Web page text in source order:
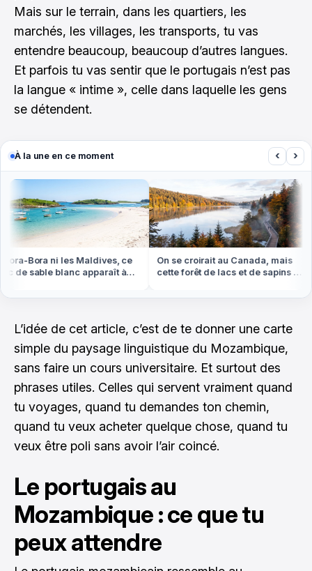
Mais sur le terrain, dans les quartiers, les
marchés, les villages, les transports, tu vas
entendre beaucoup, beaucoup d’autres langues.
Et parfois tu vas sentir que le portugais n’est pas
la langue « intime », celle dans laquelle les gens
se détendent.
À la une en ce moment ‹ ›
Bora ni les Maldives, ce
sable blanc apparaît à
On se croirait au Canada, mais
cette forêt de lacs et de sapins est
L’idée de cet article, c’est de te donner une carte
simple du paysage linguistique du Mozambique,
sans faire un cours universitaire. Et surtout des
phrases utiles. Celles qui servent vraiment quand
tu voyages, quand tu demandes ton chemin,
quand tu veux acheter quelque chose, quand tu
veux être poli sans avoir l’air coincé.
Le portugais au
Mozambique : ce que tu
peux attendre